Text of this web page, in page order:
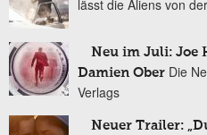
lässt die Aliens von
Neu im Juli: Joe
Damien Ober Die
Verlags
Neuer Trailer: